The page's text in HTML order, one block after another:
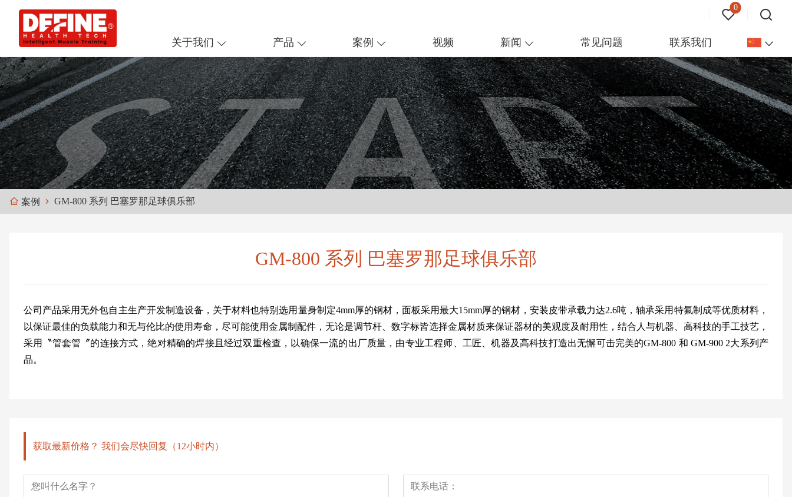
0
关于我们 产品 案例 视频 新闻 常见问题 联系我们
案例 GM-800 系列 巴塞罗那足球俱乐部
GM-800 系列 巴塞罗那足球俱乐部
公司产品采用无外包自主生产开发制造设备，关于材料也特别选用量身制定4mm厚的钢材，面板采用最大15mm厚的钢材，安装皮带承载力达2.6吨，轴承采用特氟制成等优质材料，
以保证最佳的负载能力和无与伦比的使用寿命，尽可能使用金属制配件，无论是调节杆、数字标皆选择金属材质来保证器材的美观度及耐用性，结合人与机器、高科技的手工技艺，
采用〝管套管〞的连接方式，绝对精确的焊接且经过双重检查，以确保一流的出厂质量，由专业工程师、工匠、机器及高科技打造出无懈可击完美的GM-800 和 GM-900 2大系列产
品。
获取最新价格？ 我们会尽快回复（12小时内）